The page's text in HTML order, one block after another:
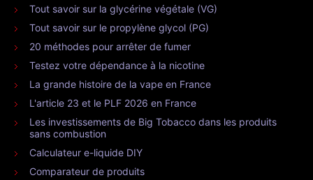
Tout savoir sur la glycérine végétale (VG)
Tout savoir sur le propylène glycol (PG)
20 méthodes pour arrêter de fumer
Testez votre dépendance à la nicotine
La grande histoire de la vape en France
L'article 23 et le PLF 2026 en France
Les investissements de Big Tobacco dans les produits
sans combustion
Calculateur e-liquide DIY
Comparateur de produits